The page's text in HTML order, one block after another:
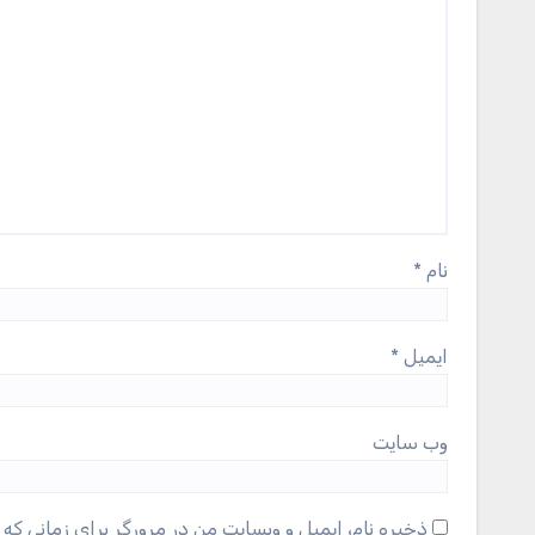
نام *
ایمیل *
وب‌ سایت
ذخیره نام، ایمیل و وبسایت من در مرورگر برای زمانی